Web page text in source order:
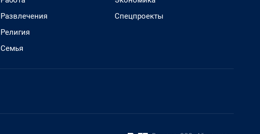
Развлечения
Религия
Семья
Спецпроекты